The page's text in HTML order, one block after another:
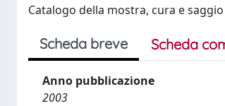
Catalogo della mostra, cura e
Scheda breve Scheda
Anno pubblicazione
2003